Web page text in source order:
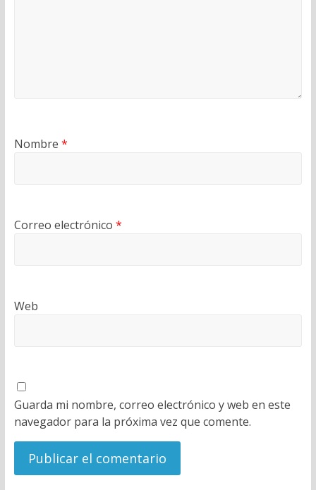
Nombre *
Correo electrónico *
Web
Guarda mi nombre, correo electrónico y web en este
navegador para la próxima vez que comente.